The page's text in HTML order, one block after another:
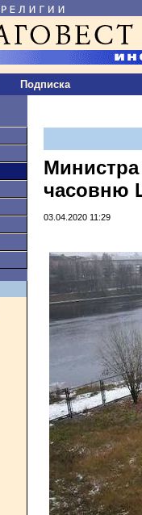
Подписка
Министра
часовню
03.04.2020 11:29